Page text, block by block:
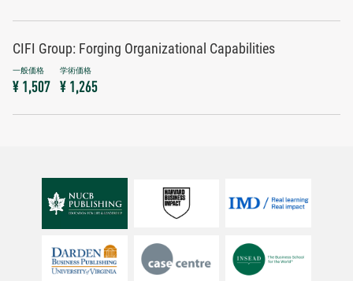
CIFI Group: Forging Organizational Capabilities
¥ 1,507 ¥ 1,265